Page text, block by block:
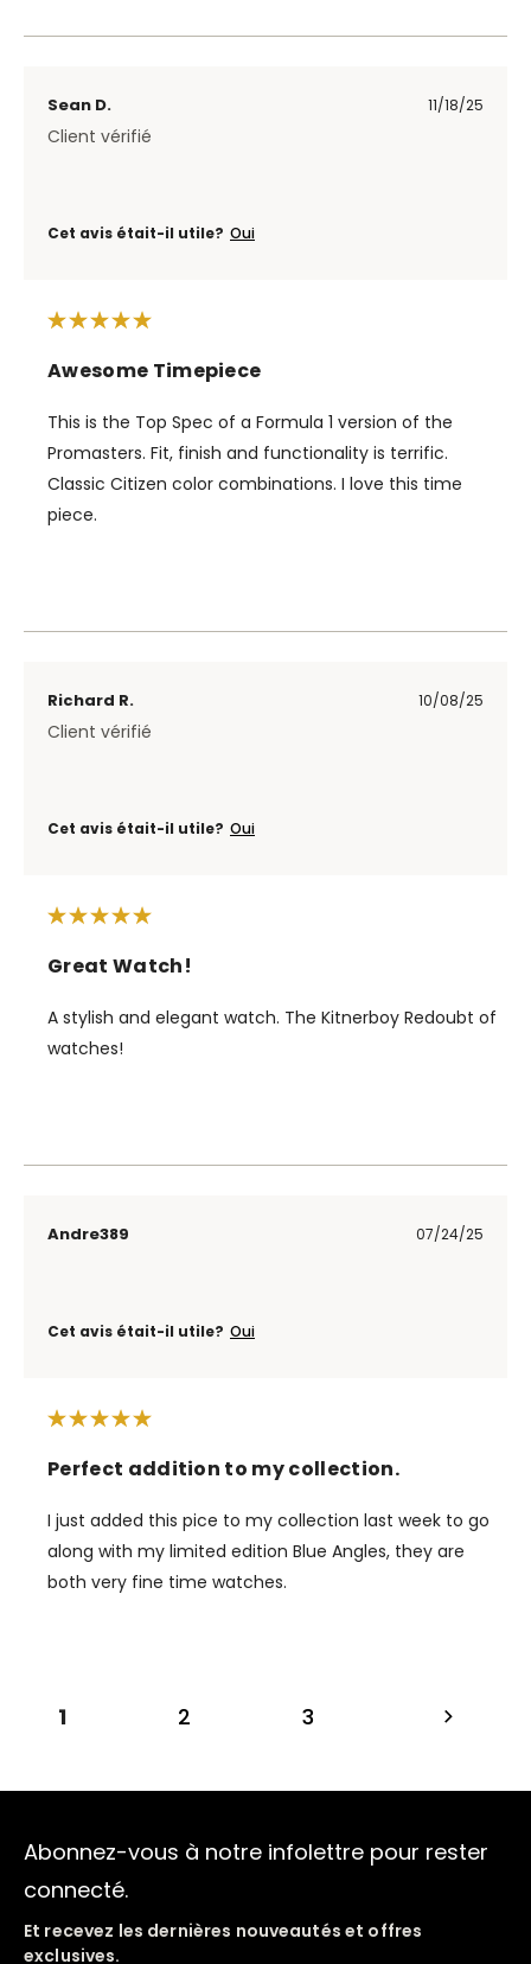
Sean D. 11/18/25
Client vérifié
Cet avis était-il utile? Oui
Awesome Timepiece
This is the Top Spec of a Formula 1 version of the
Promasters. Fit, finish and functionality is terrific.
Classic Citizen color combinations. I love this time
piece.
Richard R. 10/08/25
Client vérifié
Cet avis était-il utile? Oui
Great Watch!
A stylish and elegant watch. The Kitnerboy Redoubt of
watches!
Andre389 07/24/25
Cet avis était-il utile? Oui
Perfect addition to my collection.
I just added this pice to my collection last week to go
along with my limited edition Blue Angles, they are
both very fine time watches.
1 2 3
Abonnez-vous à notre infolettre pour rester
connecté.
Et recevez les dernières nouveautés et offres
exclusives.